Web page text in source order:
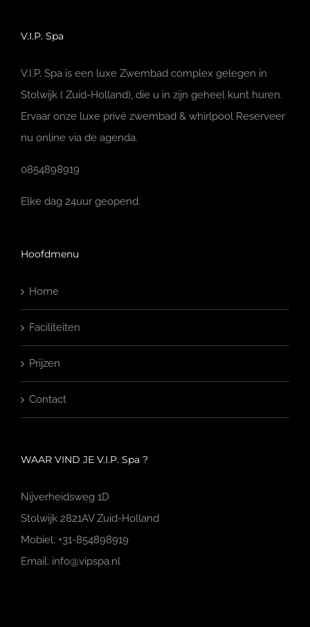
V.I.P. Spa
V.I.P. Spa is een luxe Zwembad complex gelegen in
Stolwijk ( Zuid-Holland), die u in zijn geheel kunt huren.
Ervaar onze luxe privé zwembad & whirlpool Reserveer
nu online via de agenda.
0854898919
Elke dag 24uur geopend.
Hoofdmenu
Home
Faciliteiten
Prijzen
Contact
WAAR VIND JE V.I.P. Spa ?
Nijverheidsweg 1D
Stolwijk 2821AV Zuid-Holland
Mobiel: +31-854898919
Email: info@vipspa.nl